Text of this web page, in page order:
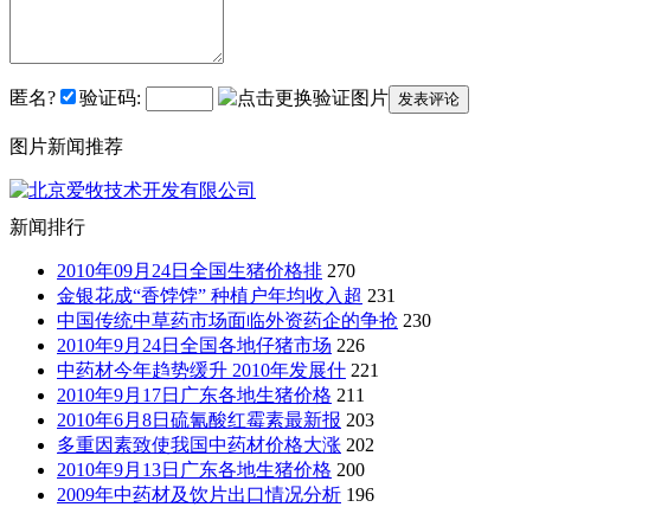
匿名? 验证码:
图片新闻推荐
新闻排行
2010年09月24日全国生猪价格排 270
金银花成“香饽饽” 种植户年均收入超 231
中国传统中草药市场面临外资药企的争抢 230
2010年9月24日全国各地仔猪市场 226
中药材今年趋势缓升 2010年发展什 221
2010年9月17日广东各地生猪价格 211
2010年6月8日硫氰酸红霉素最新报 203
多重因素致使我国中药材价格大涨 202
2010年9月13日广东各地生猪价格 200
2009年中药材及饮片出口情况分析 196